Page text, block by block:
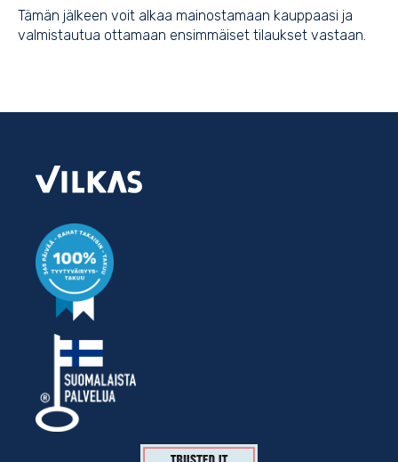
Tämän jälkeen voit alkaa mainostamaan kauppaasi ja
valmistautua ottamaan ensimmäiset tilaukset vastaan.